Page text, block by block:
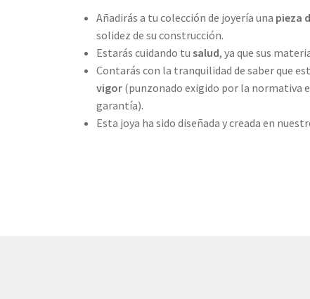
Añadirás a tu colección de joyería una pieza
solidez de su construcción.
Estarás cuidando tu salud, ya que sus
Contarás con la tranquilidad de saber que
vigor(punzonado exigido por la normativa
garantía).
Esta joya ha sido diseñada y creada en